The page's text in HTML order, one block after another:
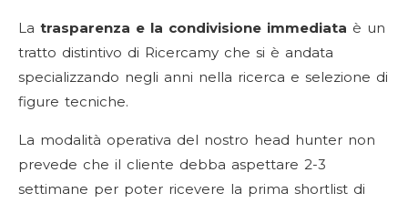
La trasparenza e la condivisione immediata è un
tratto distintivo di Ricercamy che si è andata
specializzando negli anni nella ricerca e selezione di
figure tecniche.
La modalità operativa del nostro head hunter non
prevede che il cliente debba aspettare 2-3
settimane per poter ricevere la prima shortlist di